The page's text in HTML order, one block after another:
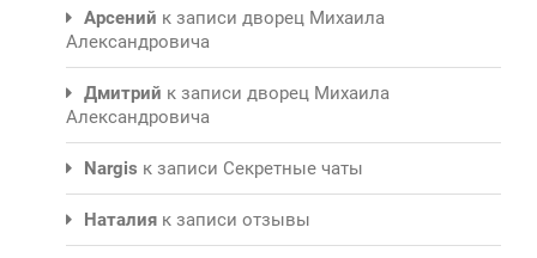
Арсений к записи дворец Михаила
Александровича
Дмитрий к записи дворец Михаила
Александровича
Nargis к записи Секретные чаты
Наталия к записи отзывы